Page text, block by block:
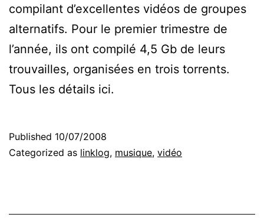
compilant d’excellentes vidéos de groupes
alternatifs. Pour le premier trimestre de
l’année, ils ont compilé 4,5 Gb de leurs
trouvailles, organisées en trois torrents.
Tous les détails ici.
Published 10/07/2008
Categorized as linklog, musique, vidéo